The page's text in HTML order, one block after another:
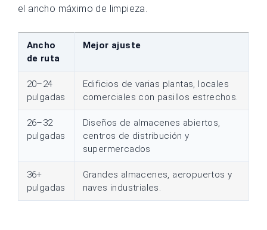
el ancho máximo de limpieza.
Ancho
de ruta
Mejor ajuste
20–24
pulgadas
Edificios de varias plantas, locales
comerciales con pasillos estrechos.
26–32
pulgadas
Diseños de almacenes abiertos,
centros de distribución y
supermercados
36+
pulgadas
Grandes almacenes, aeropuertos y
naves industriales.